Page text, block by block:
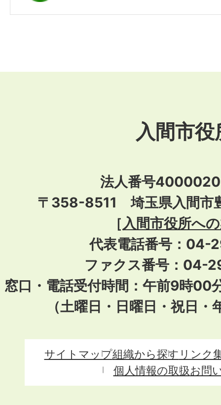
入間市役
法人番号
〒358-8511 埼玉県入間市
［入間市役所へ
代表電話番号：04-
ファクス番号：04-
窓口・電話受付時間：午前9時00
（土曜日・日曜日・祝日
サイトマップ組織から探す リンク
個人情報の取扱お問